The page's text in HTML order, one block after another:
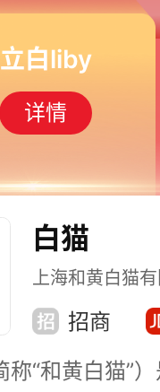
立白liby
详情
白猫
上海和黄白猫
招商